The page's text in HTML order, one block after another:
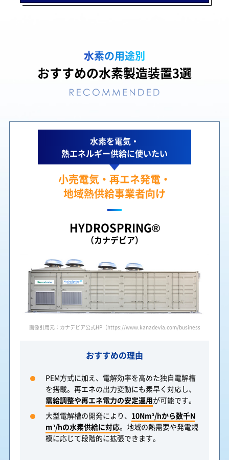
水素の用途別
おすすめの水素製造装置3選
水素を電気・
熱エネルギー供給に使いたい
小売電気・再エネ発電・
地域熱供給事業者向け
HYDROSPRING®
（カナデビア）
画像引用元：カナデビア公式HP（https://www.kanadevia.com/business/field/
おすすめの理由
PEM方式に加え、電解効率を高めた独自電解槽
を搭載。再エネの出力変動にも素早く対応し、
需給調整や再エネ電力の安定運用が可能です。
大型電解槽の開発により、 10Nm³/hから数千N
m³/hの水素供給に対応。地域の熱需要や発電規
模に応じて段階的に拡張できます。